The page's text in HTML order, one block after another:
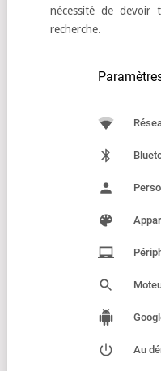
nécessité de devoir
recherche.